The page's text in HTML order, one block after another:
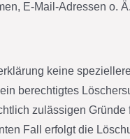
E-Mail-Adressen o.
keine
berechtigtes
zulässigen
Fall erfolgt die